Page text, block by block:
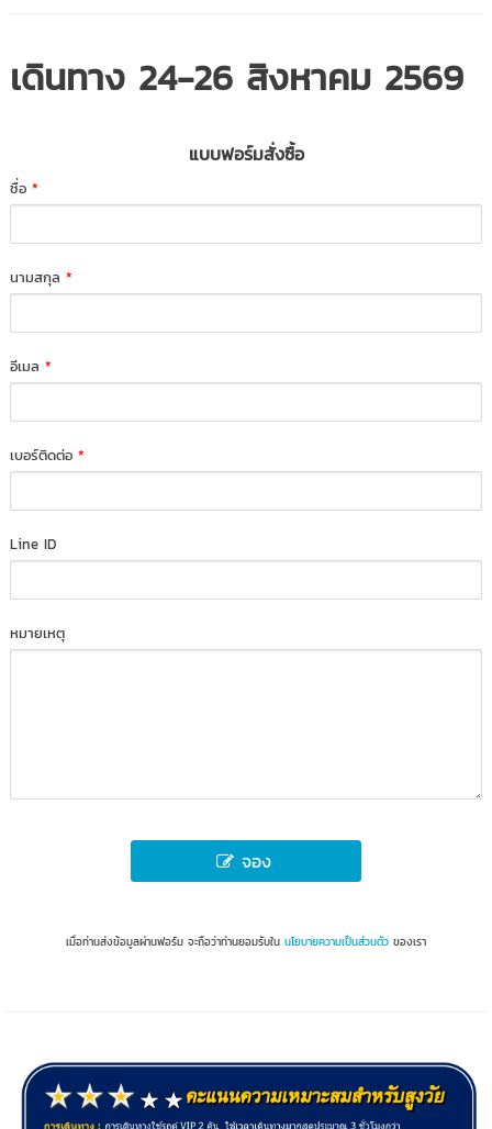
เดินทาง 24-26 สิงหาคม 2569
แบบฟอร์มสั่งซื้อ
ชื่อ*
นามสกุล*
อีเมล*
เบอร์ติดต่อ*
Line ID
หมายเหตุ
จอง
เมื่อท่านส่งข้อมูลผ่านฟอร์ม จะถือว่าท่านยอมรับใน นโยบายความเป็นส่วนตัว ของเรา